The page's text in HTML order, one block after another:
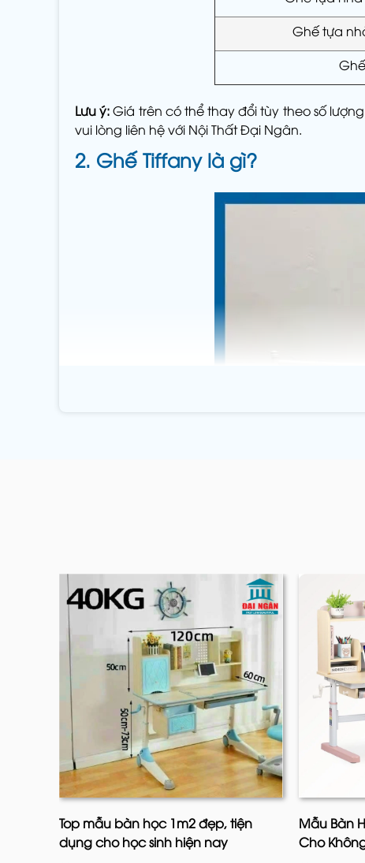
Ghế tựa
Lưu ý:Giá trên có thể thay đổi tùy theo số
vui lòng liên hệ với Nội Thất Đại Ngân.
2. Ghế Tiffany là gì?
Top mẫu bàn học 1m2 đẹp, tiện
dụng cho học sinh hiện nay
Mẫu Bàn
Cho